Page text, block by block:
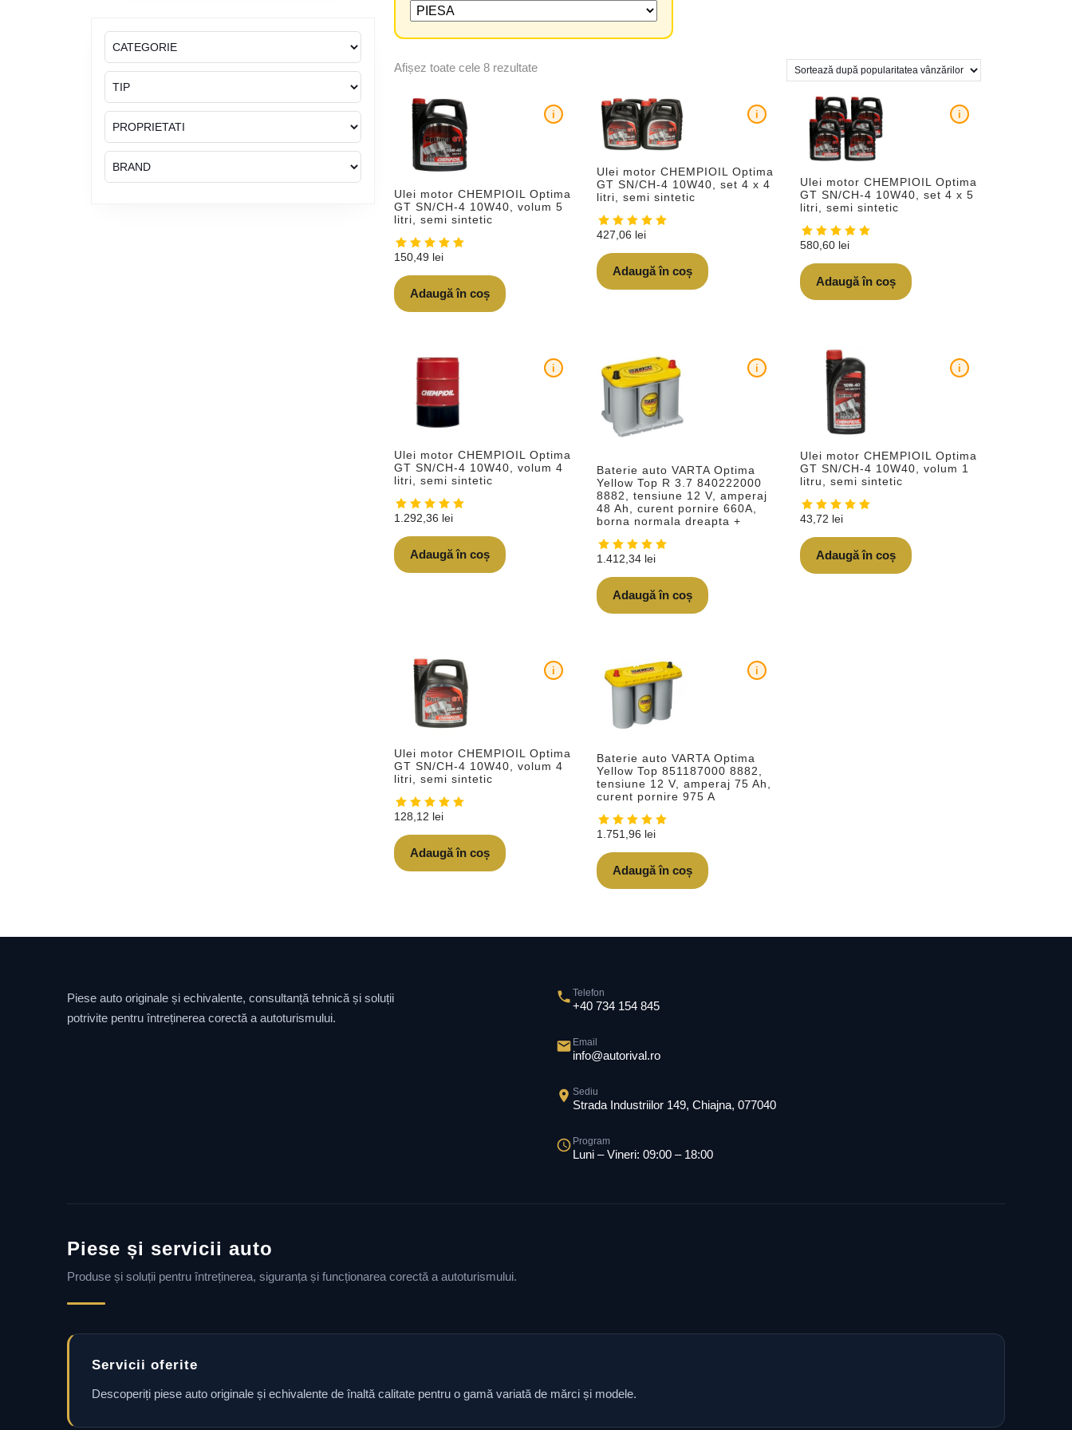
Afișez toate cele 8 rezultate
Ulei motor CHEMPIOIL Optima
GT SN/CH-4 10W40, volum 5
litri, semi sintetic
i
150,49 lei
Adaugă în coș
Ulei motor CHEMPIOIL Optima
GT SN/CH-4 10W40, set 4 x 4
litri, semi sintetic
i
427,06 lei
Adaugă în coș
Ulei motor CHEMPIOIL Optima
GT SN/CH-4 10W40, set 4 x 5
litri, semi sintetic
i
580,60 lei
Adaugă în coș
Ulei motor CHEMPIOIL Optima
GT SN/CH-4 10W40, volum 4
litri, semi sintetic
i
1.292,36 lei
Adaugă în coș
Baterie auto VARTA Optima
Yellow Top R 3.7 840222000
8882, tensiune 12 V, amperaj
48 Ah, curent pornire 660A,
borna normala dreapta +
i
1.412,34 lei
Adaugă în coș
Ulei motor CHEMPIOIL Optima
GT SN/CH-4 10W40, volum 1
litru, semi sintetic
i
43,72 lei
Adaugă în coș
Ulei motor CHEMPIOIL Optima
GT SN/CH-4 10W40, volum 4
litri, semi sintetic
i
128,12 lei
Adaugă în coș
Baterie auto VARTA Optima
Yellow Top 851187000 8882,
tensiune 12 V, amperaj 75 Ah,
curent pornire 975 A
i
1.751,96 lei
Adaugă în coș
Piese auto originale și echivalente, consultanță tehnică și soluții
potrivite pentru întreținerea corectă a autoturismului.
Telefon
+40 734 154 845
Email
info@autorival.ro
Sediu
Strada Industriilor 149, Chiajna, 077040
Program
Luni – Vineri: 09:00 – 18:00
Piese și servicii auto
Produse și soluții pentru întreținerea, siguranța și funcționarea corectă a autoturismului.
Servicii oferite
Descoperiți piese auto originale și echivalente de înaltă calitate pentru o gamă variată de mărci și modele.